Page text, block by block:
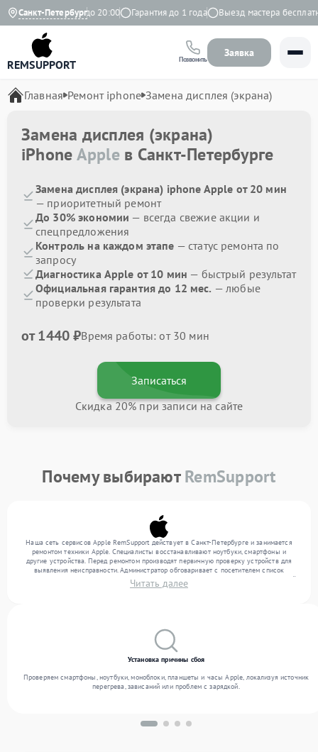
Санкт-Петербург
с 9:00 до 20:00 Гарантия до 1 года Выезд мастера бесплатно
REMSUPPORT Позвонить
Заявка
Главная Ремонт iphone Замена дисплея (экрана)
Замена дисплея (экрана)
iPhoneAppleв Санкт-Петербурге
Замена дисплея (экрана) iphone Apple от 20 мин
— приоритетный ремонт
До 30% экономии — всегда свежие акции и
спецпредложения
Контроль на каждом этапе — статус ремонта по
запросу
Диагностика Apple от 10 мин — быстрый результат
Официальная гарантия до 12 мес. — любые
проверки результата
от 1440 ₽Время работы: от 30 мин
Записаться
Скидка 20% при записи на сайте
Почему выбираютRemSupport
Наша сеть сервисов Apple RemSupport действует в Санкт-Петербурге и занимается
ремонтом техники Apple. Специалисты восстанавливают ноутбуки, смартфоны и
другие устройства. Перед ремонтом производят первичную проверку устройств для
выявления неисправности. Администратор обговаривает с посетителем список
нужных услуг и цену. Только потом техники осуществляют восстановление с заменой
запчастей по необходимости. По окончании работ их качество подтверждается
Читать далее
Установка причины сбоя
Проверяем смартфоны, ноутбуки, моноблоки, планшеты и часы Apple, локализуя источник
перегрева, зависаний или проблем с зарядкой.